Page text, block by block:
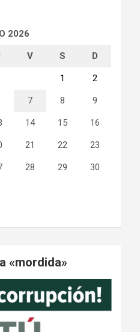
2026
V S D
1 2
7 8 9
14 15 16
21 22 23
28 29 30
«mordida»